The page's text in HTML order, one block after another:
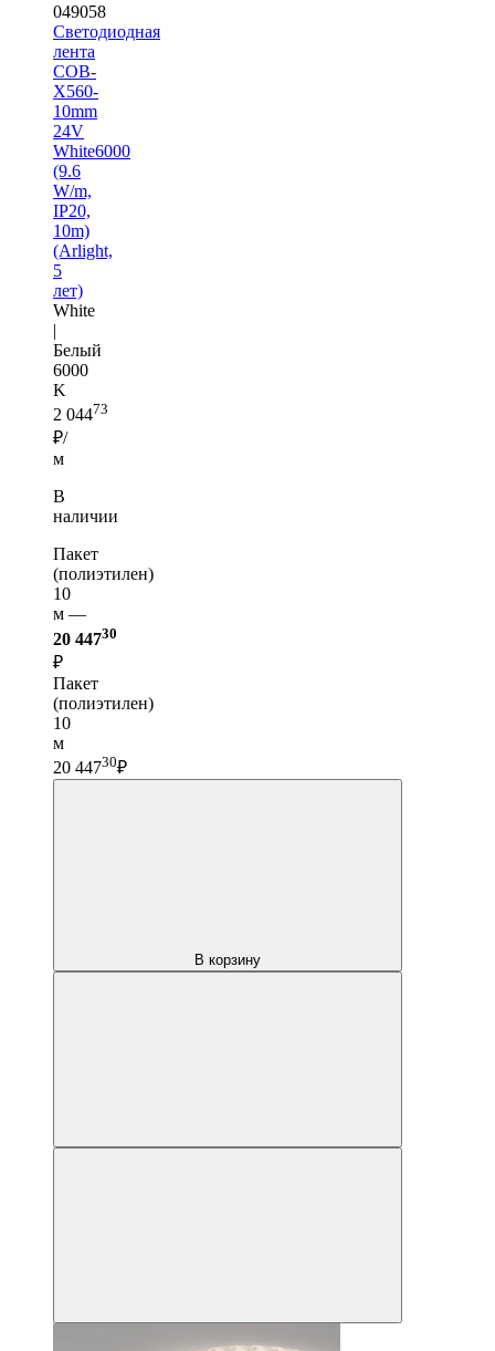
049058
Светодиодная
лента
COB-
X560-
10mm
24V
White6000
(9.6
W/m,
IP20,
10m)
(Arlight,
5
лет)
White
|
Белый
6000
K
2 04473
₽/
м
В
наличии
Пакет
(полиэтилен)
10
м —
20 44730
₽
Пакет
(полиэтилен)
10
м
20 44730₽
В корзину